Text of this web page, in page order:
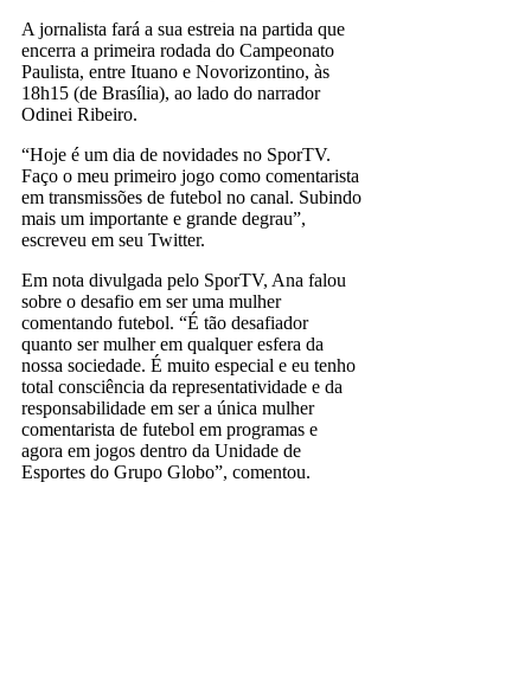
A jornalista fará a sua estreia na partida que
encerra a primeira rodada do Campeonato
Paulista, entre Ituano e Novorizontino, às
18h15 (de Brasília), ao lado do narrador
Odinei Ribeiro.
“Hoje é um dia de novidades no SporTV.
Faço o meu primeiro jogo como comentarista
em transmissões de futebol no canal. Subindo
mais um importante e grande degrau”,
escreveu em seu Twitter.
Em nota divulgada pelo SporTV, Ana falou
sobre o desafio em ser uma mulher
comentando futebol. “É tão desafiador
quanto ser mulher em qualquer esfera da
nossa sociedade. É muito especial e eu tenho
total consciência da representatividade e da
responsabilidade em ser a única mulher
comentarista de futebol em programas e
agora em jogos dentro da Unidade de
Esportes do Grupo Globo”, comentou.